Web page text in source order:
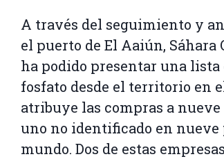
A través del seguimiento y
el puerto de El Aaiún, Sáhara
ha podido presentar una
fosfato desde el territorio en
atribuye las compras a
uno no identificado en nueve
mundo. Dos de estas